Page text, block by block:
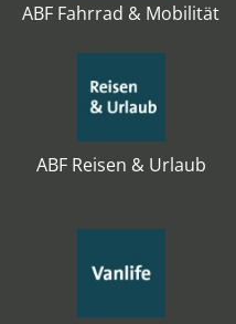
ABF Fahrrad & Mobilität
ABF Reisen & Urlaub